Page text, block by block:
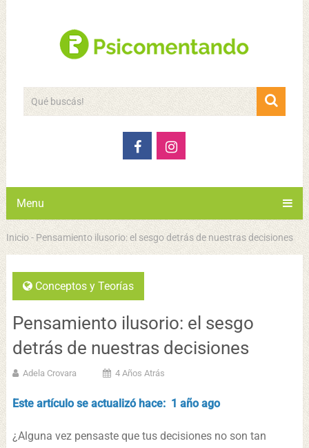
Menu
Inicio-Pensamiento ilusorio: el sesgo detrás de nuestras decisiones
Conceptos y Teorías
Pensamiento ilusorio: el sesgo
detrás de nuestras decisiones
Adela Crovara 4 Años Atrás
Este artículo se actualizó hace: 1 año ago
¿Alguna vez pensaste que tus decisiones no son tan